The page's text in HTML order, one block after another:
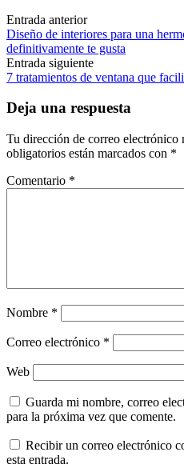
Navegación
de
las
entradas
Entrada anterior
Diseño de interiores para una
definitivamente te gusta
Entrada siguiente
7 tratamientos de ventana que
Deja una respuesta
Tu dirección de correo electrónico
obligatorios están marcados con *
Comentario *
Nombre *
Correo electrónico *
Web
Guarda mi nombre, correo
para la próxima vez que comente.
Recibir un correo electrónico
esta entrada.